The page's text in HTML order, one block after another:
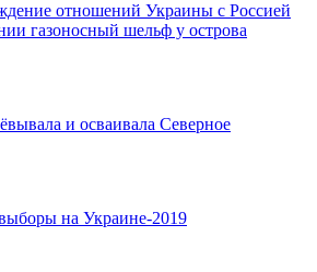
отношений Украины с Россией
газоносный шельф у острова
и осваивала Северное
на Украине-2019